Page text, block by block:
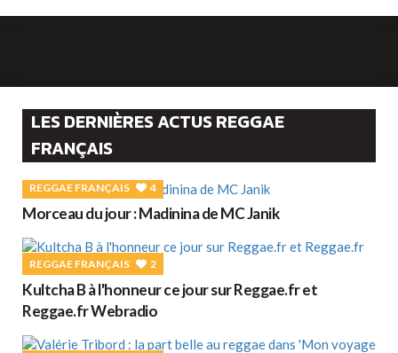
LES DERNIÈRES ACTUS REGGAE
FRANÇAIS
REGGAE FRANÇAIS 4
Morceau du jour : Madinina de MC Janik
REGGAE FRANÇAIS 2
Kultcha B à l'honneur ce jour sur Reggae.fr et
Reggae.fr Webradio